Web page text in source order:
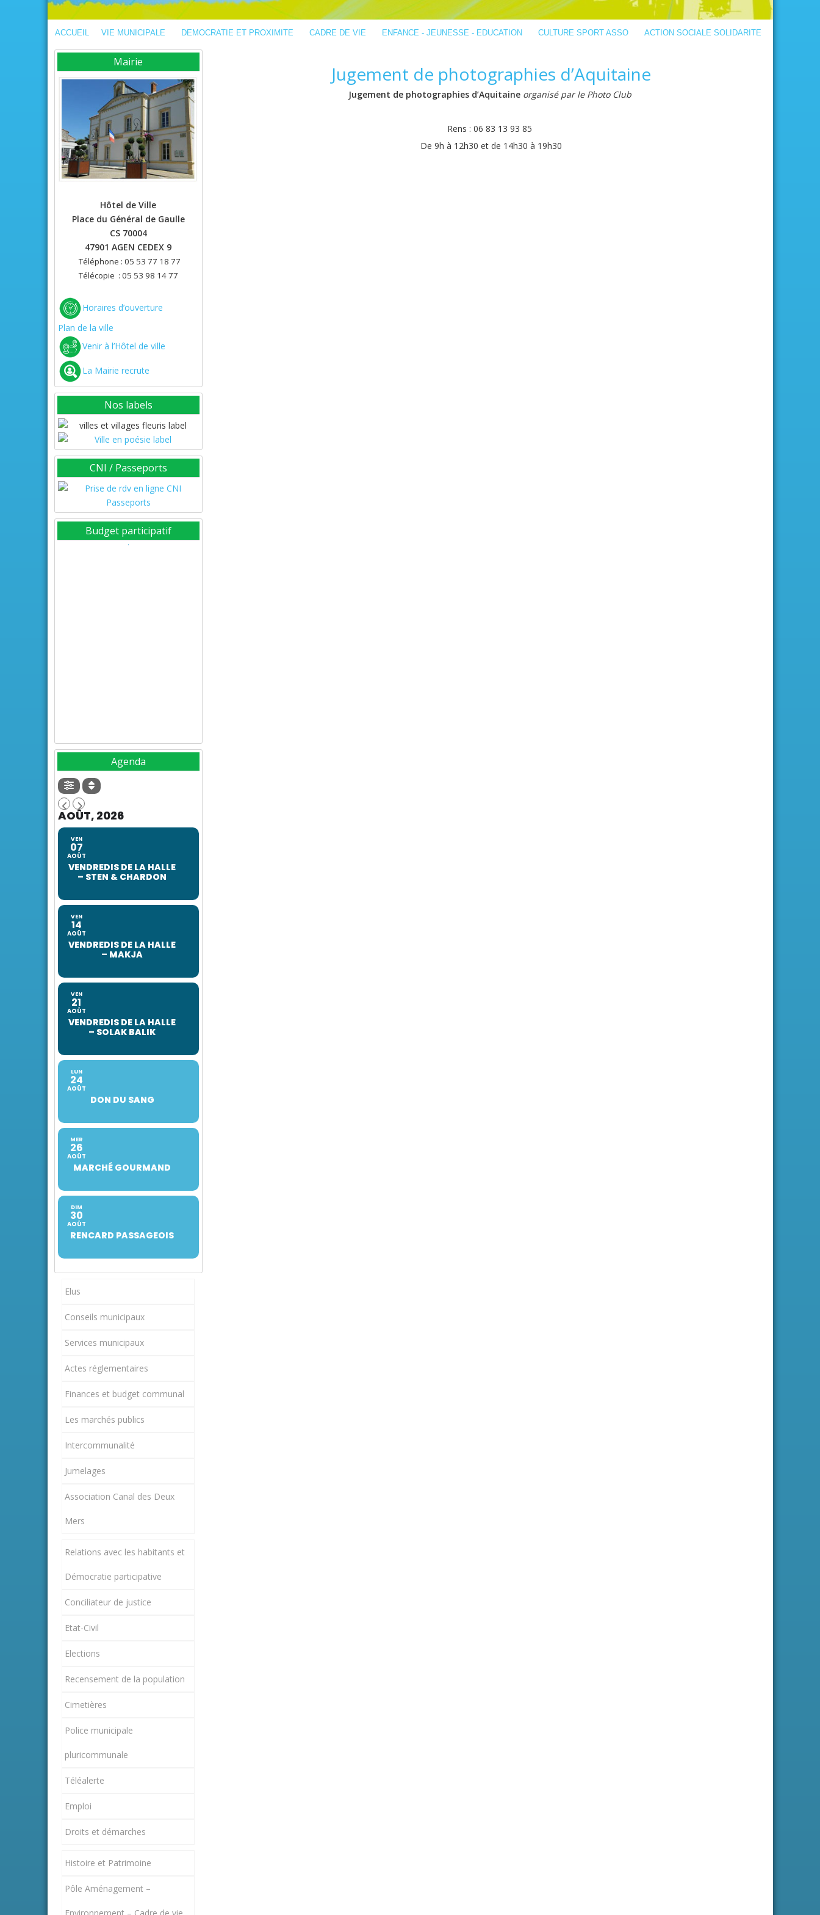
ACCUEIL VIE MUNICIPALE DEMOCRATIE ET PROXIMITE CADRE DE VIE ENFANCE - JEUNESSE - EDUCATION CULTURE SPORT ASSO ACTION SOCIALE SOLIDARITE
Mairie
Hôtel de Ville
Place du Général de Gaulle
CS 70004
47901 AGEN CEDEX 9
Téléphone : 05 53 77 18 77
Télécopie : 05 53 98 14 77
Horaires d’ouverture
Plan de la ville
Venir à l’Hôtel de ville
La Mairie recrute
Nos labels
CNI / Passeports
Budget participatif
Agenda
AOÛT, 2026
VEN
07
AOÛT
VENDREDIS DE LA HALLE
– STEN & CHARDON
VEN
14
AOÛT
VENDREDIS DE LA HALLE
– MAKJA
VEN
21
AOÛT
VENDREDIS DE LA HALLE
– SOLAK BALIK
LUN
24
AOÛT
DON DU SANG
MER
26
AOÛT
MARCHÉ GOURMAND
DIM
30
AOÛT
RENCARD PASSAGEOIS
Elus
Conseils municipaux
Services municipaux
Actes réglementaires
Finances et budget communal
Les marchés publics
Intercommunalité
Jumelages
Association Canal des Deux
Mers
Relations avec les habitants et
Démocratie participative
Conciliateur de justice
Etat-Civil
Elections
Recensement de la population
Cimetières
Police municipale
pluricommunale
Téléalerte
Emploi
Droits et démarches
Histoire et Patrimoine
Pôle Aménagement –
Jugement de photographies d’Aquitaine
Jugement de photographies d’Aquitaine organisé par le Photo Club
Rens : 06 83 13 93 85
De 9h à 12h30 et de 14h30 à 19h30